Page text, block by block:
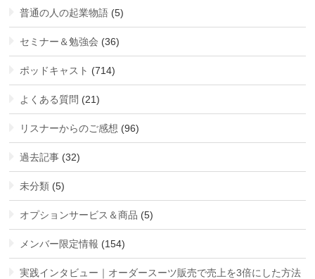
普通の人の起業物語 (5)
セミナー＆勉強会 (36)
ポッドキャスト (714)
よくある質問 (21)
リスナーからのご感想 (96)
過去記事 (32)
未分類 (5)
オプションサービス＆商品 (5)
メンバー限定情報 (154)
実践インタビュー｜オーダースーツ販売で売上を3倍にした方法